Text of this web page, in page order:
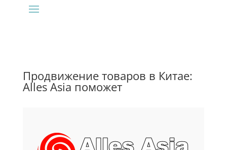
Продвижение товаров в Китае:
Alles Asia поможет